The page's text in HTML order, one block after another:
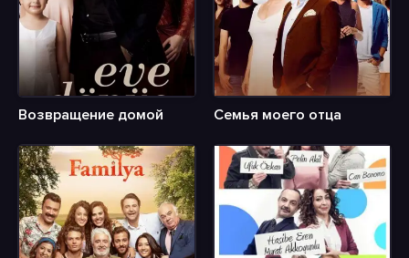
Возвращение домой Семья моего отца